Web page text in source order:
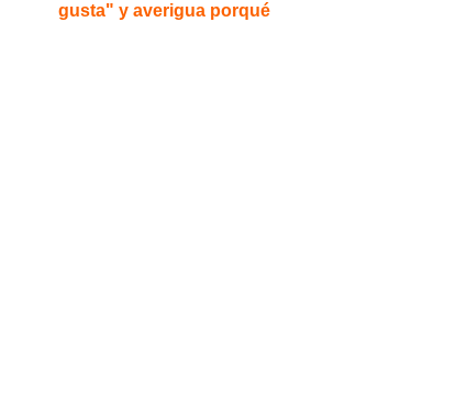
gusta" y averigua porqué